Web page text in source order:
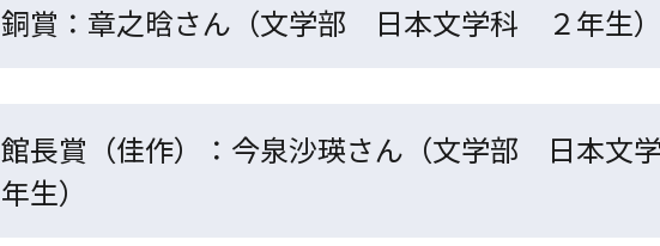
銅賞：章之晗さん（文学部 日本文学科 ２年生
館長賞（佳作）：今泉沙瑛さん（文学部 日本文
年生）